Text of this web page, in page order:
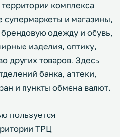
комплекса
супермаркеты и магазины,
одежду и обувь,
изделия, оптику,
других товаров. Здесь
банка, аптеки,
и пункты обмена валют.
пользуется
ТРЦ